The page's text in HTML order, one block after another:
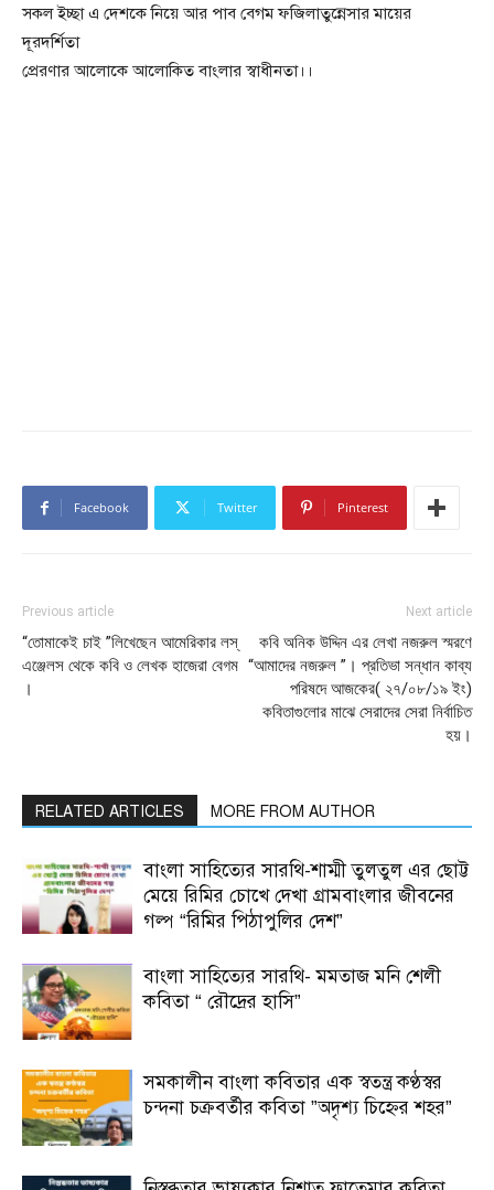
সকল ইচ্ছা এ দেশকে নিয়ে আর পাব বেগম ফজিলাতুন্নেসার মায়ের
দূরদর্শিতা
প্রেরণার আলোকে আলোকিত বাংলার স্বাধীনতা।।
Facebook Twitter Pinterest
Previous article
“তোমাকেই চাই ”লিখেছেন আমেরিকার লস্
এঞ্জেলস থেকে কবি ও লেখক হাজেরা বেগম
।
Next article
কবি অনিক উদ্দিন এর লেখা নজরুল স্মরণে
“আমাদের নজরুল ”। প্রতিভা সন্ধান কাব্য
পরিষদে আজকের( ২৭/০৮/১৯ ইং)
কবিতাগুলোর মাঝে সেরাদের সেরা নির্বাচিত
হয়।
RELATED ARTICLES MORE FROM AUTHOR
বাংলা সাহিত্যের সারথি-শাম্মী তুলতুল এর ছোট্ট
মেয়ে রিমির চোখে দেখা গ্রামবাংলার জীবনের
গল্প “রিমির পিঠাপুলির দেশ”
বাংলা সাহিত্যের সারথি- মমতাজ মনি শেলী
কবিতা “ রৌদ্রের হাসি”
সমকালীন বাংলা কবিতার এক স্বতন্ত্র কণ্ঠস্বর
চন্দনা চক্রবর্তীর কবিতা ”অদৃশ্য চিহ্নের শহর”